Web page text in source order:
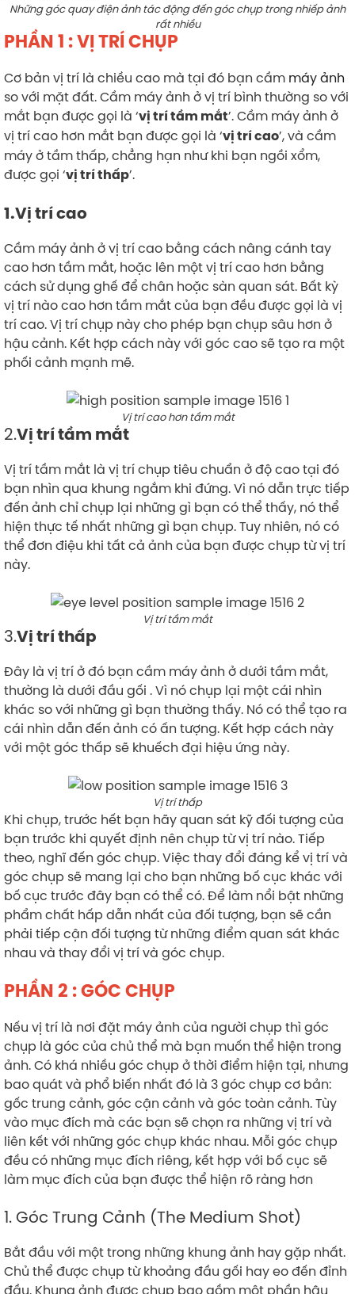
Những góc quay điện ảnh tác động đến góc chụp trong nhiếp ảnh
rất nhiều
PHẦN 1 : VỊ TRÍ CHỤP
Cơ bản vị trí là chiều cao mà tại đó bạn cầm máy ảnh
so với mặt đất. Cầm máy ảnh ở vị trí bình thường so với
mắt bạn được gọi là ‘vị trí tầm mắt’. Cầm máy ảnh ở
vị trí cao hơn mắt bạn được gọi là ‘vị trí cao’, và cầm
máy ở tầm thấp, chẳng hạn như khi bạn ngồi xổm,
được gọi ‘vị trí thấp’.
1.Vị trí cao
Cầm máy ảnh ở vị trí cao bằng cách nâng cánh tay
cao hơn tầm mắt, hoặc lên một vị trí cao hơn bằng
cách sử dụng ghế để chân hoặc sàn quan sát. Bất kỳ
vị trí nào cao hơn tầm mắt của bạn đều được gọi là vị
trí cao. Vị trí chụp này cho phép bạn chụp sâu hơn ở
hậu cảnh. Kết hợp cách này với góc cao sẽ tạo ra một
phối cảnh mạnh mẽ.
Vị trí cao hơn tầm mắt
2.Vị trí tầm mắt
Vị trí tầm mắt là vị trí chụp tiêu chuẩn ở độ cao tại đó
bạn nhìn qua khung ngắm khi đứng. Vì nó dẫn trực tiếp
đến ảnh chỉ chụp lại những gì bạn có thể thấy, nó thể
hiện thực tế nhất những gì bạn chụp. Tuy nhiên, nó có
thể đơn điệu khi tất cả ảnh của bạn được chụp từ vị trí
này.
Vị trí tầm mắt
3.Vị trí thấp
Đây là vị trí ở đó bạn cầm máy ảnh ở dưới tầm mắt,
thường là dưới đầu gối . Vì nó chụp lại một cái nhìn
khác so với những gì bạn thường thấy. Nó có thể tạo ra
cái nhìn dẫn đến ảnh có ấn tượng. Kết hợp cách này
với một góc thấp sẽ khuếch đại hiệu ứng này.
Vị trí thấp
Khi chụp, trước hết bạn hãy quan sát kỹ đối tượng của
bạn trước khi quyết định nên chụp từ vị trí nào. Tiếp
theo, nghĩ đến góc chụp. Việc thay đổi đáng kể vị trí và
góc chụp sẽ mang lại cho bạn những bố cục khác với
bố cục trước đây bạn có thể có. Để làm nổi bật những
phẩm chất hấp dẫn nhất của đối tượng, bạn sẽ cần
phải tiếp cận đối tượng từ những điểm quan sát khác
nhau và thay đổi vị trí và góc chụp.
PHẦN 2 : GÓC CHỤP
Nếu vị trí là nơi đặt máy ảnh của người chụp thì góc
chụp là góc của chủ thể mà bạn muốn thể hiện trong
ảnh. Có khá nhiều góc chụp ở thời điểm hiện tại, nhưng
bao quát và phổ biến nhất đó là 3 góc chụp cơ bản:
gốc trung cảnh, góc cận cảnh và góc toàn cảnh. Tùy
vào mục đích mà các bạn sẽ chọn ra những vị trí và
liên kết với những góc chụp khác nhau. Mỗi góc chụp
đều có những mục đích riêng, kết hợp với bố cục sẽ
làm mục đích của bạn được thể hiện rõ ràng hơn
1. Góc Trung Cảnh (The Medium Shot)
Bắt đầu với một trong những khung ảnh hay gặp nhất.
Chủ thể được chụp từ khoảng đầu gối hay eo đến đỉnh
đầu. Khung ảnh được chụp bao gồm một phần hậu